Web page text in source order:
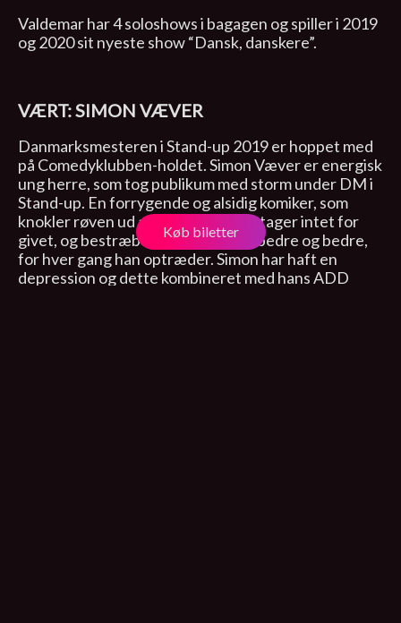
Valdemar har 4 soloshows i bagagen og spiller i 2019
og 2020 sit nyeste show “Dansk, danskere”.
VÆRT: SIMON VÆVER
Danmarksmesteren i Stand-up 2019 er hoppet med
på Comedyklubben-holdet. Simon Væver er energisk
ung herre, som tog publikum med storm under DM i
Stand-up. En forrygende og alsidig komiker, som
knokler røven ud af bukserne. Han tager intet for
givet, og bestræber sig på, at blive bedre og bedre,
for hver gang han optræder. Simon har haft en
depression og dette kombineret med hans ADD
Køb biletter